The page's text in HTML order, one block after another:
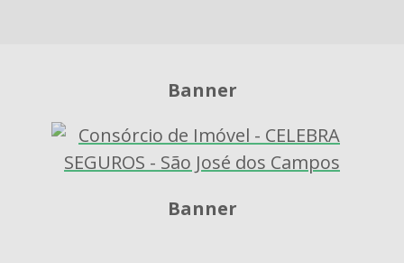
Banner
Banner